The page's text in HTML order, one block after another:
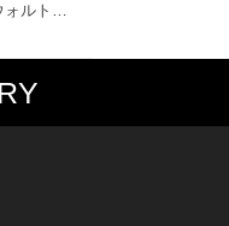
ミッキーマウス 白足 ウォルトディズニーオフィシャル スウェット ホワイト WALT DISNEY WORLD ウォルトディズニーオフィシャル サイズXL相当 古着 CF0995